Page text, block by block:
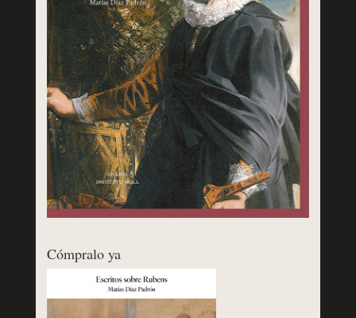
Cómpralo ya